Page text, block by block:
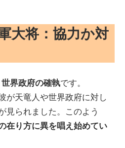
大将：協力か対
世界政府の確執です。
が天竜人や世界政府に対し
見られました。このよう
在り方に異を唱え始めてい